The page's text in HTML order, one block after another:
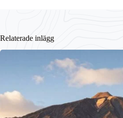
Relaterade inlägg